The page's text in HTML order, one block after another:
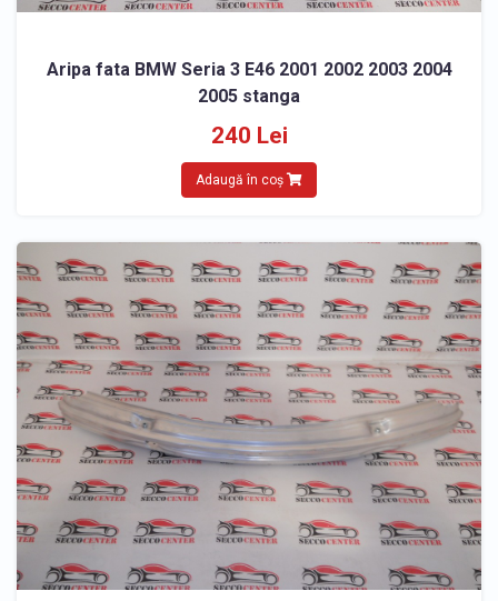
Aripa fata BMW Seria 3 E46 2001 2002 2003 2004
2005 stanga
240 Lei
Adaugă în coș